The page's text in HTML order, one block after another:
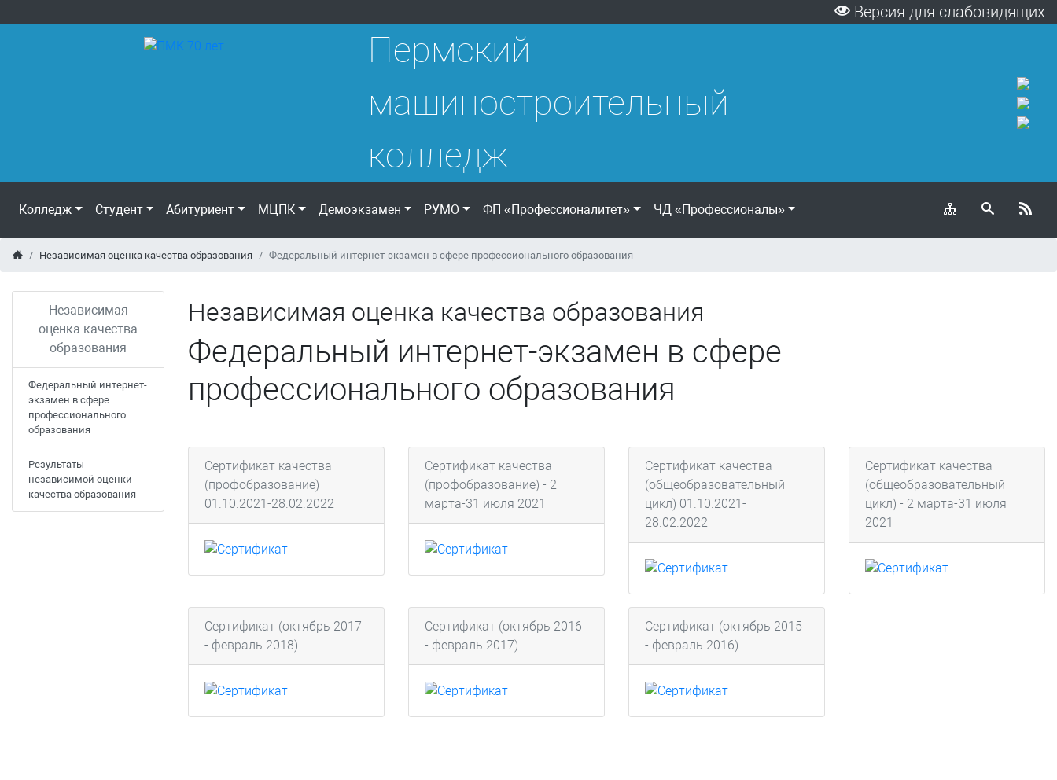
Версия для слабовидящих
Пермский
машиностроительный
колледж
Колледж Студент Абитуриент МЦПК Демоэкзамен РУМО ФП «Профессионалитет» ЧД «Профессионалы»
Независимая оценка качества образования Федеральный интернет-экзамен в сфере профессионального образования
Независимая
оценка качества
образования
Федеральный интернет-
экзамен в сфере
профессионального
образования
Результаты
независимой оценки
качества образования
Независимая оценка качества образования
Федеральный интернет-экзамен в сфере
профессионального образования
Сертификат качества
(профобразование)
01.10.2021-28.02.2022
Сертификат качества
(профобразование) - 2
марта-31 июля 2021
Сертификат качества
(общеобразовательный
цикл) 01.10.2021-
28.02.2022
Сертификат качества
(общеобразовательный
цикл) - 2 марта-31 июля
2021
Сертификат (октябрь 2017
- февраль 2018)
Сертификат (октябрь 2016
- февраль 2017)
Сертификат (октябрь 2015
- февраль 2016)